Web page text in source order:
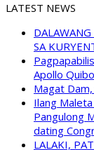
LATEST NEWS
SA
Apollo
Magat
Ilang
Pangulong
dating
LALAKI,